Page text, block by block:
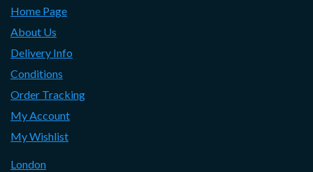
Home Page
About Us
Delivery Info
Conditions
Order Tracking
My Account
My Wishlist
London